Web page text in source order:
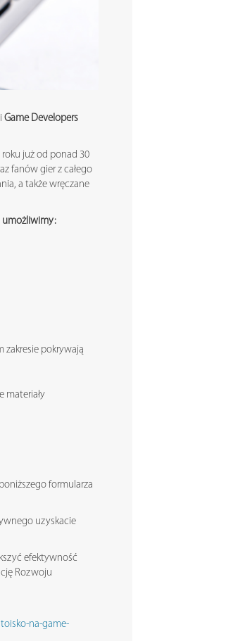
Game Developers
już od ponad 30
fanów gier z całego
a także wręczane
umożliwimy:
zakresie pokrywają
materiały
formularza
uzyskacie
efektywność
Rozwoju
na-game-